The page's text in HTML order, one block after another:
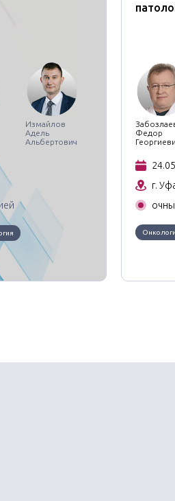
Измайлов
Адель
Альбертович
Федор
г.